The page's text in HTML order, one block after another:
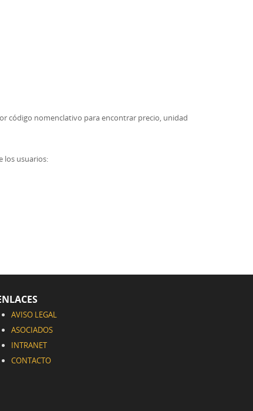
código nomenclativo para encontrar precio, unidad
los usuarios:
AVISO LEGAL
ASOCIADOS
INTRANET
CONTACTO